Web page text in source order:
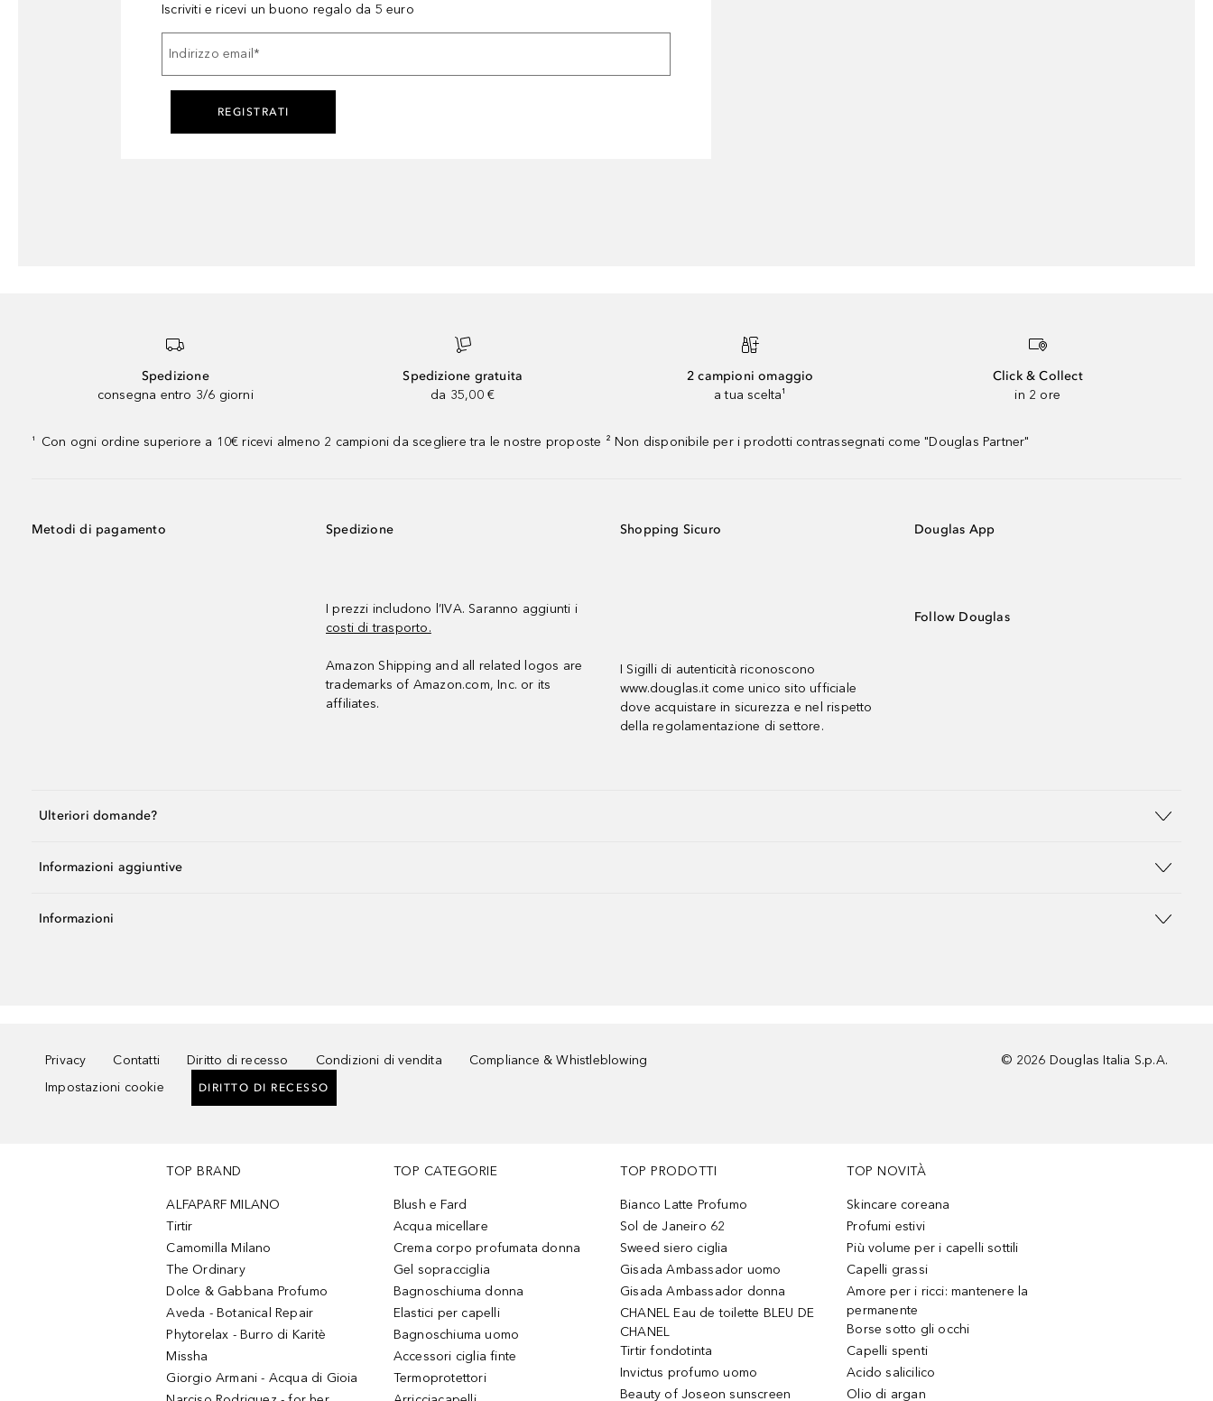
Iscriviti e ricevi un buono regalo da 5 euro
Indirizzo email *
REGISTRATI
Spedizione
consegna entro 3/6 giorni
Spedizione gratuita
da 35,00 €
2 campioni omaggio
a tua scelta¹
Click & Collect
in 2 ore
¹ Con ogni ordine superiore a 10€ ricevi almeno 2 campioni da scegliere tra le nostre proposte ² Non disponibile per i prodotti contrassegnati come "Douglas Partner"
Metodi di pagamento Spedizione
I prezzi includono l’IVA. Saranno aggiunti i
costi di trasporto.
Amazon Shipping and all related logos are
trademarks of Amazon.com, Inc. or its
affiliates.
Shopping Sicuro
I Sigilli di autenticità riconoscono
www.douglas.it come unico sito ufficiale
dove acquistare in sicurezza e nel rispetto
della regolamentazione di settore.
Douglas App
Follow Douglas
Ulteriori domande?
Informazioni aggiuntive
Informazioni
Privacy Contatti Diritto di recesso Condizioni di vendita
Compliance & Whistleblowing
Impostazioni cookie
DIRITTO DI RECESSO
© 2026 Douglas Italia S.p.A.
TOP BRAND
ALFAPARF MILANO
Tirtir
Camomilla Milano
The Ordinary
Dolce & Gabbana Profumo
Aveda - Botanical Repair
Phytorelax - Burro di Karitè
Missha
Giorgio Armani - Acqua di Gioia
TOP CATEGORIE
Blush e Fard
Acqua micellare
Crema corpo profumata donna
Gel sopracciglia
Bagnoschiuma donna
Elastici per capelli
Bagnoschiuma uomo
Accessori ciglia finte
Termoprotettori
TOP PRODOTTI
Bianco Latte Profumo
Sol de Janeiro 62
Sweed siero ciglia
Gisada Ambassador uomo
Gisada Ambassador donna
CHANEL Eau de toilette BLEU DE
CHANEL
Tirtir fondotinta
Invictus profumo uomo
Beauty of Joseon sunscreen
TOP NOVITÀ
Skincare coreana
Profumi estivi
Più volume per i capelli sottili
Capelli grassi
Amore per i ricci: mantenere la
permanente
Borse sotto gli occhi
Capelli spenti
Acido salicilico
Olio di argan